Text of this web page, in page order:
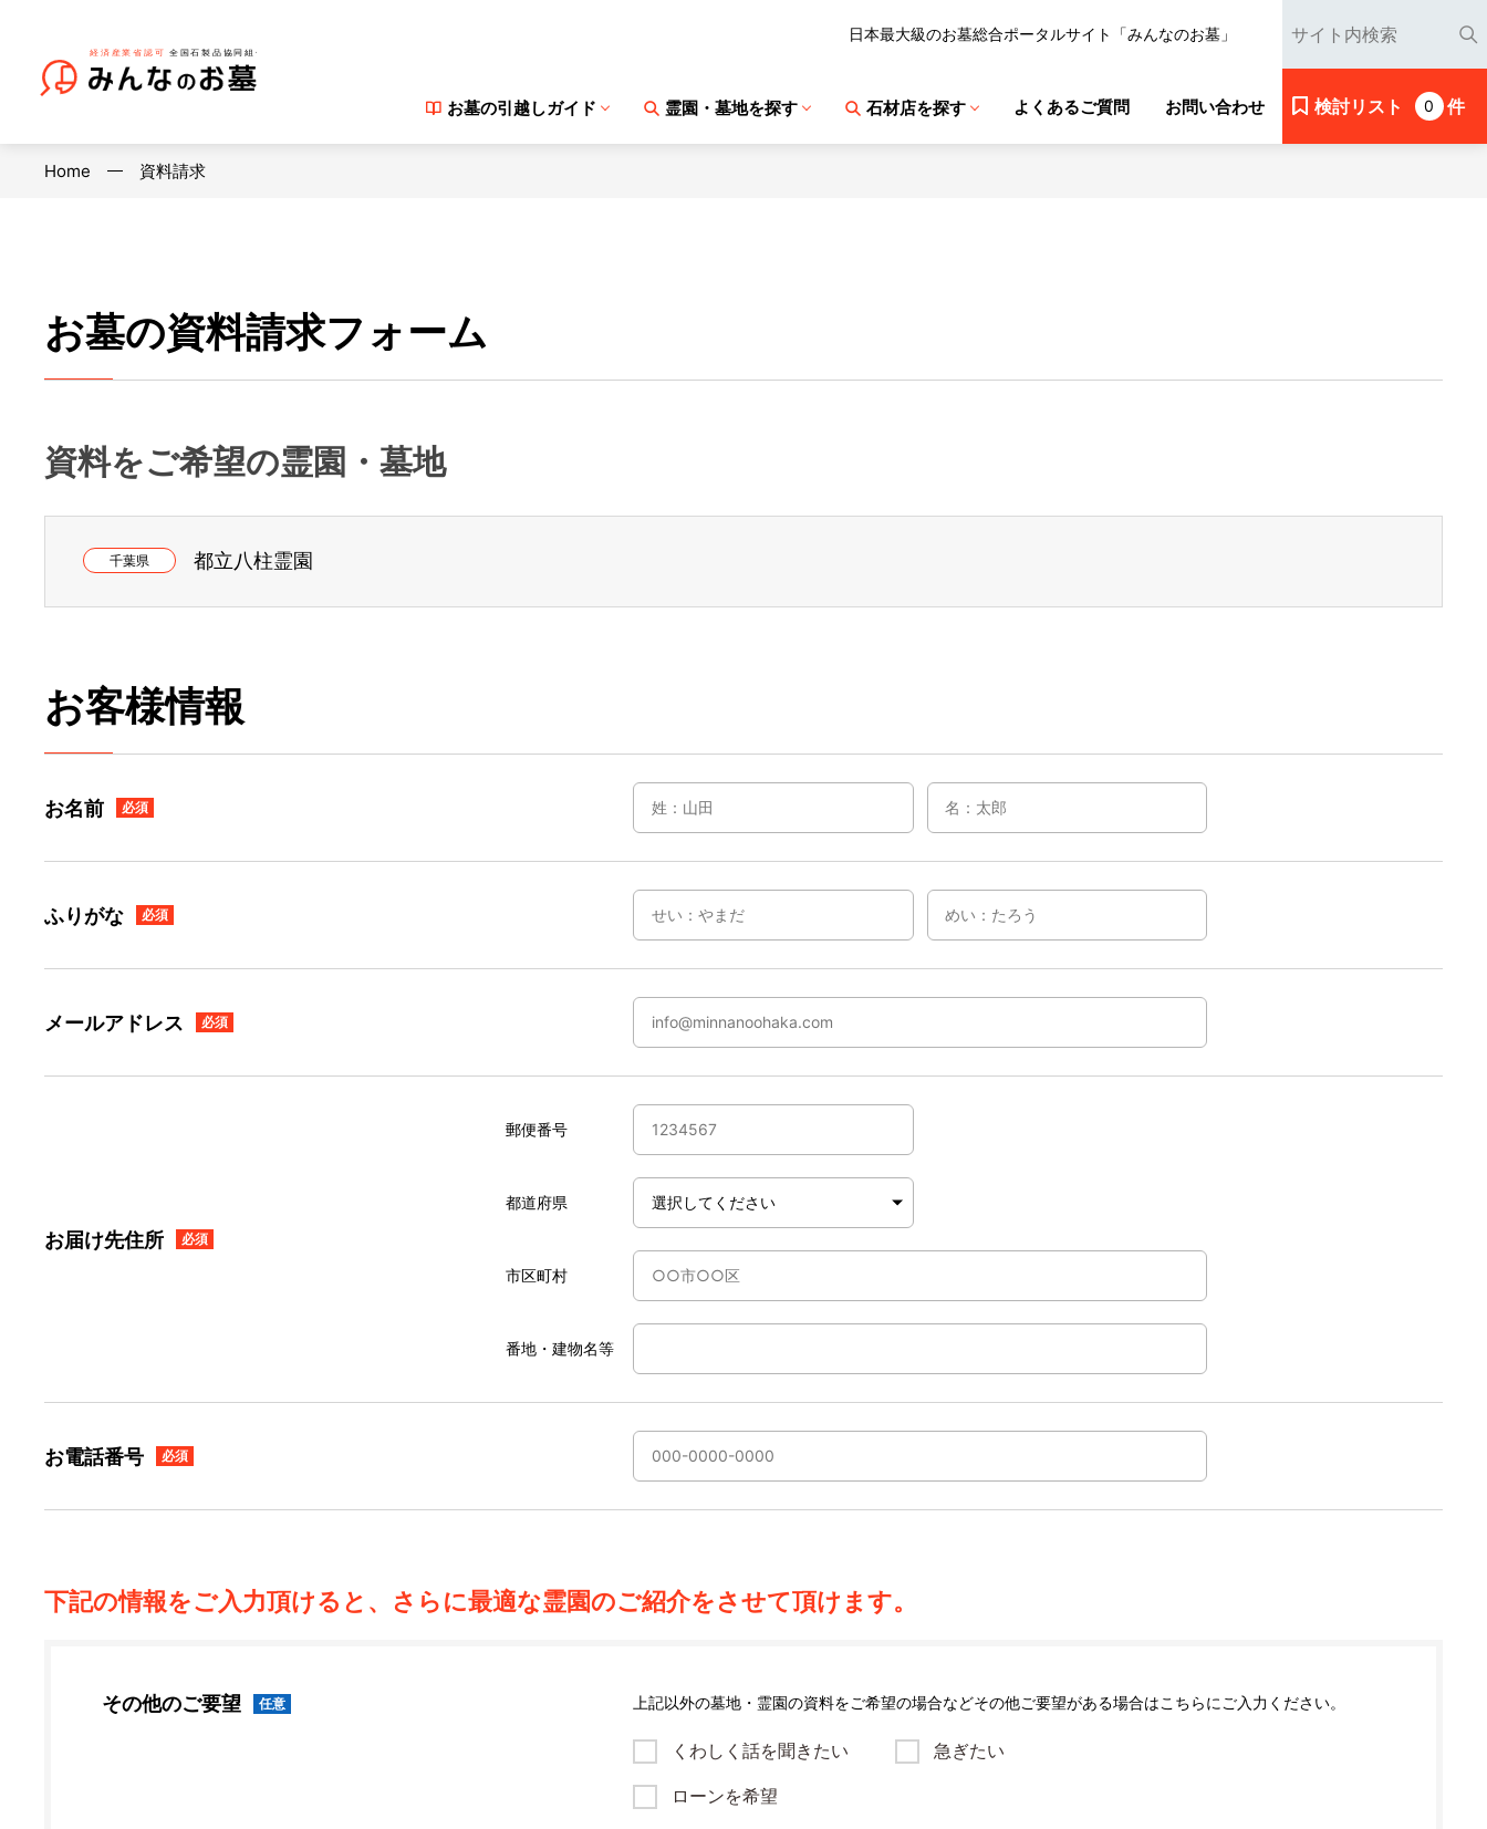
日本最大級のお墓総合ポータルサイト「みんなのお墓」
お墓の引越しガイド 霊園・墓地を探す 石材店を探す よくあるご質問 お問い合わせ 検討リスト 0 件
Home 資料請求
お墓の資料請求フォーム
資料をご希望の霊園・墓地
千葉県 都立八柱霊園
お客様情報
お名前 必須
ふりがな 必須
メールアドレス 必須
お届け先住所 必須
郵便番号
都道府県
市区町村
番地・建物名等
お電話番号 必須
下記の情報をご入力頂けると、さらに最適な霊園のご紹介をさせて頂けます。
その他のご要望 任意 上記以外の墓地・霊園の資料をご希望の場合などその他ご要望がある場合はこちらにご入力ください。
くわしく話を聞きたい 急ぎたい
ローンを希望